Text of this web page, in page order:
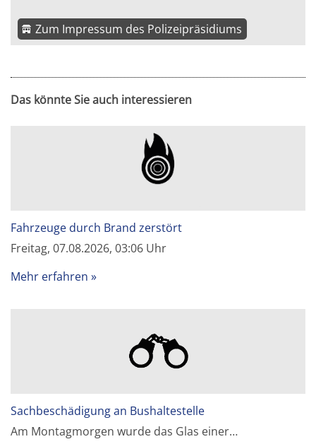
Zum Impressum des Polizeipräsidiums
Das könnte Sie auch interessieren
Fahrzeuge durch Brand zerstört
Freitag, 07.08.2026, 03:06 Uhr
Mehr erfahren
Sachbeschädigung an Bushaltestelle
Am Montagmorgen wurde das Glas einer…